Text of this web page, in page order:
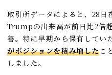
取引所データによると、28
Trumpの出来高が前日比2倍
善。特に早期から保有してい
がポジションを積み増したこ
しました。